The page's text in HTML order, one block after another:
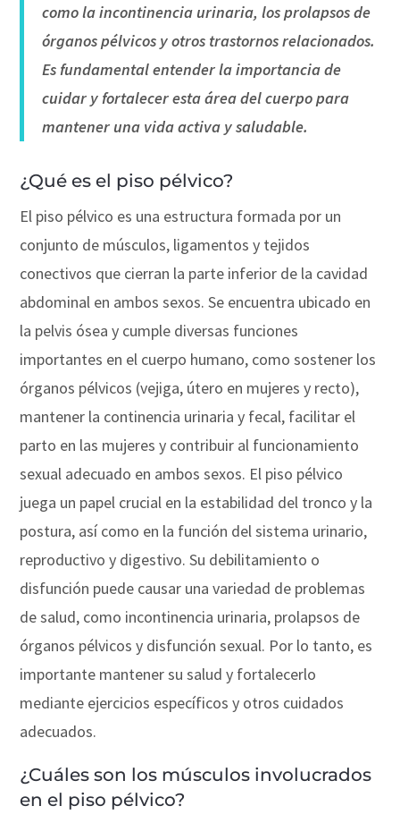
como la incontinencia urinaria, los prolapsos de
órganos pélvicos y otros trastornos relacionados.
Es fundamental entender la importancia de
cuidar y fortalecer esta área del cuerpo para
mantener una vida activa y saludable.
¿Qué es el piso pélvico?
El piso pélvico es una estructura formada por un
conjunto de músculos, ligamentos y tejidos
conectivos que cierran la parte inferior de la cavidad
abdominal en ambos sexos. Se encuentra ubicado en
la pelvis ósea y cumple diversas funciones
importantes en el cuerpo humano, como sostener los
órganos pélvicos (vejiga, útero en mujeres y recto),
mantener la continencia urinaria y fecal, facilitar el
parto en las mujeres y contribuir al funcionamiento
sexual adecuado en ambos sexos. El piso pélvico
juega un papel crucial en la estabilidad del tronco y la
postura, así como en la función del sistema urinario,
reproductivo y digestivo. Su debilitamiento o
disfunción puede causar una variedad de problemas
de salud, como incontinencia urinaria, prolapsos de
órganos pélvicos y disfunción sexual. Por lo tanto, es
importante mantener su salud y fortalecerlo
mediante ejercicios específicos y otros cuidados
adecuados.
¿Cuáles son los músculos involucrados
en el piso pélvico?